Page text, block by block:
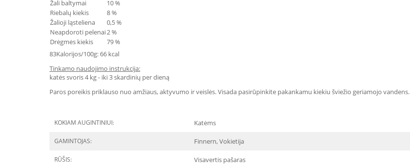
Žali baltymai
10 %
Riebalų kiekis
8 %
Žalioji ląsteliena
0,5 %
Neapdoroti pelenai2 %
Drėgmės kiekis
79 %
83Kalorijos/100g: 66 kcal
Tinkamo naudojimo instrukcija:
katės svoris 4 kg - iki 3 skardinių per dieną
Paros poreikis priklauso nuo amžiaus, aktyvumo ir veislės. Visada pasirūpinkite pakankamu kiekiu šviežio geriamojo vandens.
KOKIAM AUGINTINIUI: Katėms
GAMINTOJAS: Finnern, Vokietija
RŪŠIS: Visavertis pašaras